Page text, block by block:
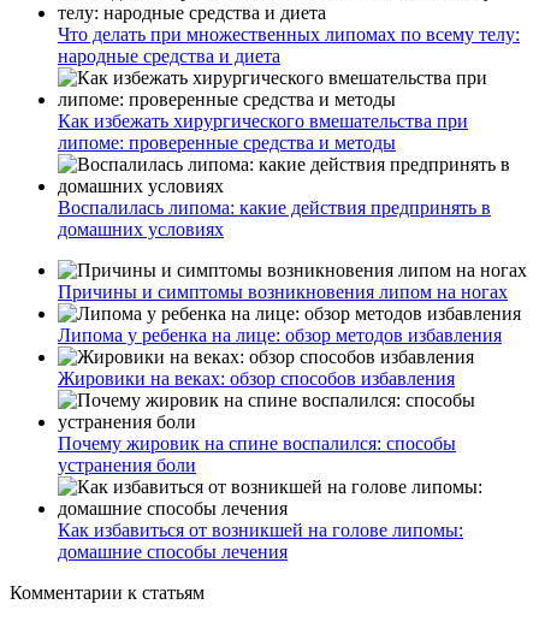
Что делать при множественных липомах по всему телу:
народные средства и диета
Как избежать хирургического вмешательства при
липоме: проверенные средства и методы
Воспалилась липома: какие действия предпринять в
домашних условиях
Причины и симптомы возникновения липом на ногах
Липома у ребенка на лице: обзор методов избавления
Жировики на веках: обзор способов избавления
Почему жировик на спине воспалился: способы
устранения боли
Как избавиться от возникшей на голове липомы:
домашние способы лечения
Комментарии к статьям